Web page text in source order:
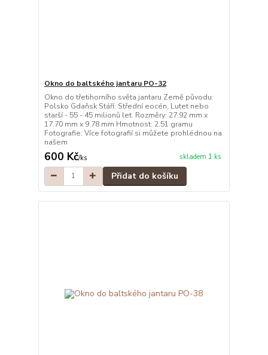
Okno do baltského jantaru PO-32
Okno do třetihorního světa jantaru Země původu:
Polsko Gdaňsk Stáří: Střední eocén, Lutet nebo
starší - 55 - 45 milionů let. Rozměry: 27.92 mm x
17.70 mm x 9.78 mm Hmotnost: 2.51 gramu
Fotografie: Více fotografií si můžete prohlédnou na
našem
600 Kč/ks skladem 1 ks
Přidat do košíku